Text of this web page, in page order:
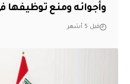
وأجوائه ومنع توظيفها
قبل 5 أشهر